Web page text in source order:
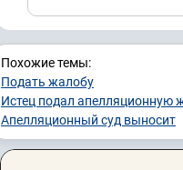
Похожие темы:
Подать жалобу
Истец подал апелляционную
Апелляционный суд выносит